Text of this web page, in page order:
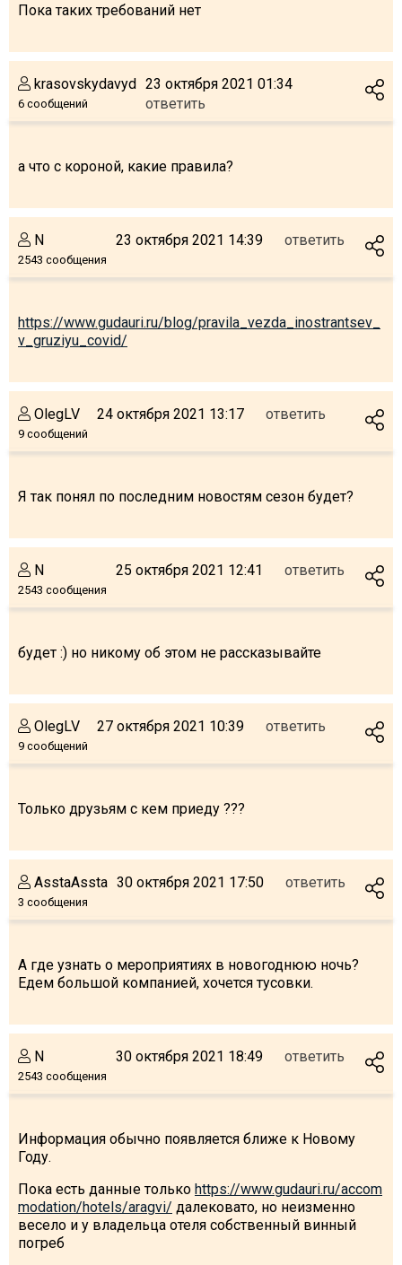
Пока таких требований нет
krasovskydavyd
6 сообщений
23 октября 2021 01:34
ответить
а что с короной, какие правила?
N
2543 сообщения
23 октября 2021 14:39 ответить
https://www.gudauri.ru/blog/pravila_vezda_inostrantsev_
v_gruziyu_covid/
OlegLV
9 сообщений
24 октября 2021 13:17 ответить
Я так понял по последним новостям сезон будет?
N
2543 сообщения
25 октября 2021 12:41 ответить
будет :) но никому об этом не рассказывайте
OlegLV
9 сообщений
27 октября 2021 10:39 ответить
Только друзьям с кем приеду ??️?
AsstaAssta
3 сообщения
30 октября 2021 17:50 ответить
А где узнать о мероприятиях в новогоднюю ночь?
Едем большой компанией, хочется тусовки.
N
2543 сообщения
30 октября 2021 18:49 ответить
Информация обычно появляется ближе к Новому
Году.
Пока есть данные только https://www.gudauri.ru/accom
modation/hotels/aragvi/ далековато, но неизменно
весело и у владельца отеля собственный винный
погреб